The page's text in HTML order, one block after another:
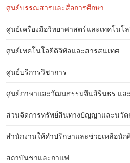
ศูนย์บรรณสารและสื่อการศึกษา
ศูนย์เครื่องมือวิทยาศาสตร์และเทคโนโ
ศูนย์เทคโนโลยีดิจิทัลและสารสนเทศ
ศูนย์บริการวิชาการ
ศูนย์ภาษาและวัฒนธรรมจีนสิรินธร แล
ส่วนจัดการทรัพย์สินทางปัญญาและนวัต
สำนักงานให้คำปรึกษาและช่วยเหลือนัก
สถาบันชาและกาแฟ